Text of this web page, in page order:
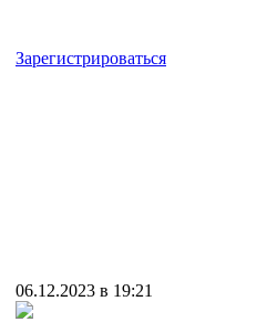
Зарегистрироваться
06.12.2023 в 19:21